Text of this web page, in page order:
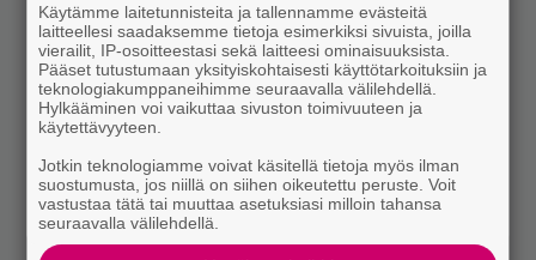
Käytämme laitetunnisteita ja tallennamme evästeitä
laitteellesi saadaksemme tietoja esimerkiksi sivuista, joilla
vierailit, IP-osoitteestasi sekä laitteesi ominaisuuksista.
Pääset tutustumaan yksityiskohtaisesti käyttötarkoituksiin ja
teknologiakumppaneihimme seuraavalla välilehdellä.
Hylkääminen voi vaikuttaa sivuston toimivuuteen ja
käytettävyyteen.
Jotkin teknologiamme voivat käsitellä tietoja myös ilman
suostumusta, jos niillä on siihen oikeutettu peruste. Voit
vastustaa tätä tai muuttaa asetuksiasi milloin tahansa
seuraavalla välilehdellä.